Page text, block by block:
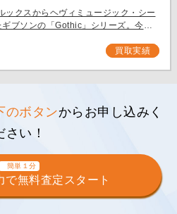
ックスからヘヴィミュージック・シー
ブソンの「Gothic」シリーズ。今回
買取実績
のボタンからお申し込みく
さい！
簡単１分
で無料査定スタート